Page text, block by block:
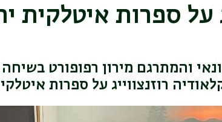
על ספרות איטלקית
והמתרגם מירון רפופורט בשיחה
רוזנצווייג על ספרות